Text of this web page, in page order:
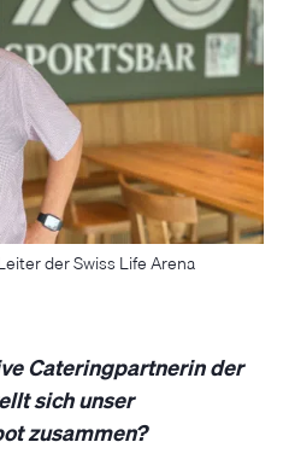
der Swiss Life Arena
Cateringpartnerin der
sich unser
zusammen?